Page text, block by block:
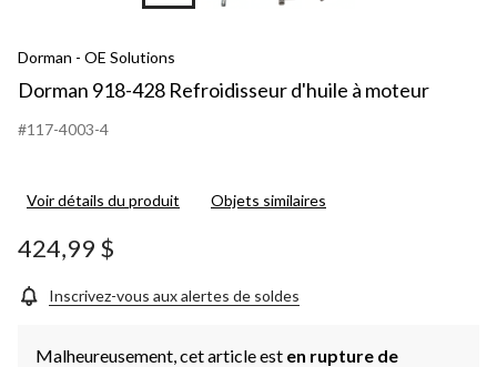
Dorman - OE Solutions
Dorman 918-428 Refroidisseur d'huile à moteur
#117-4003-4
Voir détails du produit Objets similaires
424,99 $
Inscrivez-vous aux alertes de soldes
Malheureusement, cet article est en rupture de